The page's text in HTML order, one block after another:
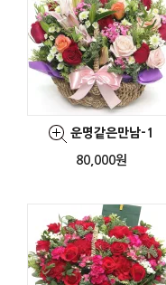
운명같은만남-1
80,000원